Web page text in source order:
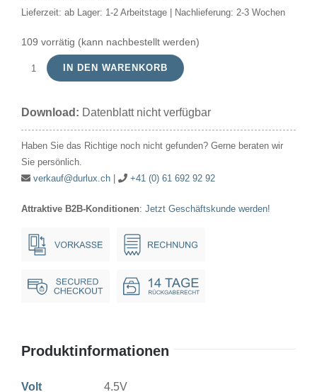
Lieferzeit: ab Lager: 1-2 Arbeitstage | Nachlieferung: 2-3 Wochen
109 vorrätig (kann nachbestellt werden)
Signallampe
4.5V
5.7x17.5mm
E5.5
IN DEN WARENKORB
Download: Datenblatt nicht verfügbar
Haben Sie das Richtige noch nicht gefunden? Gerne beraten wir
Sie persönlich.
verkauf@durlux.ch| +41 (0) 61 692 92 92
Attraktive B2B-Konditionen: Jetzt Geschäftskunde werden!
Produktinformationen
Volt 4.5V